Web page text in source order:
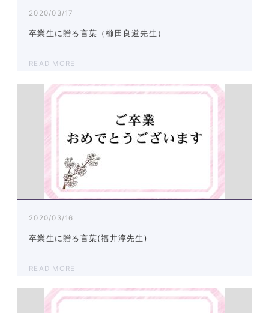
2020/03/17
卒業生に贈る言葉（櫛田良道先生）
READ MORE
2020/03/16
卒業生に贈る言葉(福井淳先生)
READ MORE